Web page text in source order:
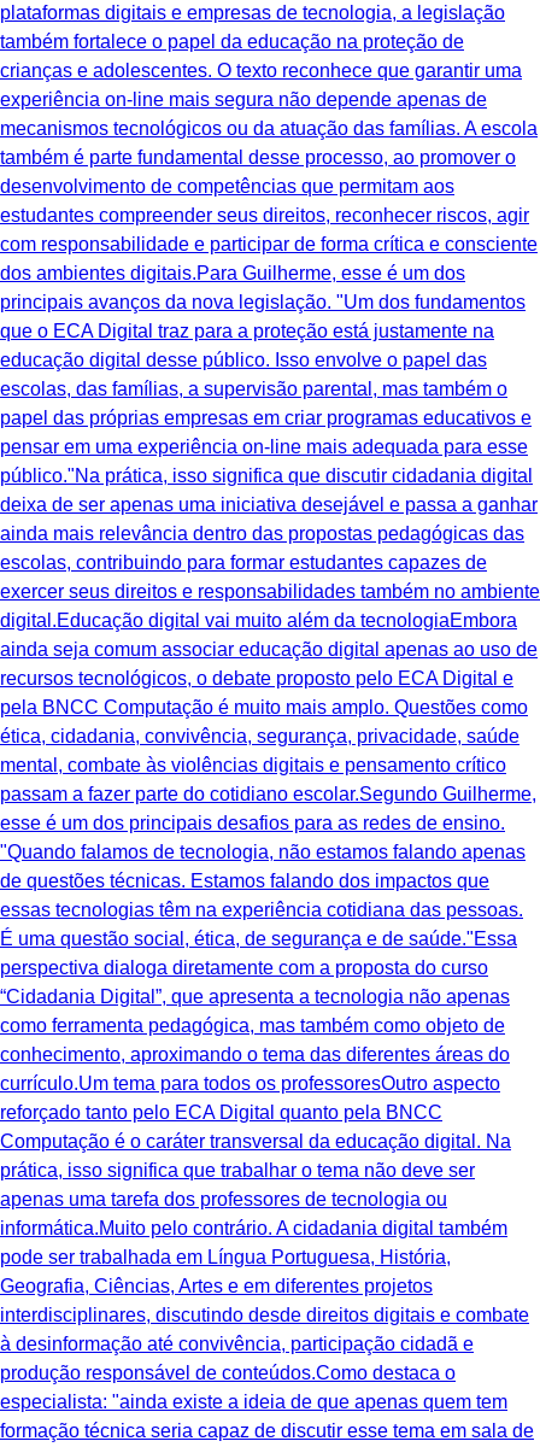
plataformas digitais e empresas de tecnologia, a legislação
também fortalece o papel da educação na proteção de
crianças e adolescentes. O texto reconhece que garantir uma
experiência on-line mais segura não depende apenas de
mecanismos tecnológicos ou da atuação das famílias. A escola
também é parte fundamental desse processo, ao promover o
desenvolvimento de competências que permitam aos
estudantes compreender seus direitos, reconhecer riscos, agir
com responsabilidade e participar de forma crítica e consciente
dos ambientes digitais.Para Guilherme, esse é um dos
principais avanços da nova legislação. "Um dos fundamentos
que o ECA Digital traz para a proteção está justamente na
educação digital desse público. Isso envolve o papel das
escolas, das famílias, a supervisão parental, mas também o
papel das próprias empresas em criar programas educativos e
pensar em uma experiência on-line mais adequada para esse
público."Na prática, isso significa que discutir cidadania digital
deixa de ser apenas uma iniciativa desejável e passa a ganhar
ainda mais relevância dentro das propostas pedagógicas das
escolas, contribuindo para formar estudantes capazes de
exercer seus direitos e responsabilidades também no ambiente
digital.Educação digital vai muito além da tecnologiaEmbora
ainda seja comum associar educação digital apenas ao uso de
recursos tecnológicos, o debate proposto pelo ECA Digital e
pela BNCC Computação é muito mais amplo. Questões como
ética, cidadania, convivência, segurança, privacidade, saúde
mental, combate às violências digitais e pensamento crítico
passam a fazer parte do cotidiano escolar.Segundo Guilherme,
esse é um dos principais desafios para as redes de ensino.
"Quando falamos de tecnologia, não estamos falando apenas
de questões técnicas. Estamos falando dos impactos que
essas tecnologias têm na experiência cotidiana das pessoas.
É uma questão social, ética, de segurança e de saúde."Essa
perspectiva dialoga diretamente com a proposta do curso
“Cidadania Digital”, que apresenta a tecnologia não apenas
como ferramenta pedagógica, mas também como objeto de
conhecimento, aproximando o tema das diferentes áreas do
currículo.Um tema para todos os professoresOutro aspecto
reforçado tanto pelo ECA Digital quanto pela BNCC
Computação é o caráter transversal da educação digital. Na
prática, isso significa que trabalhar o tema não deve ser
apenas uma tarefa dos professores de tecnologia ou
informática.Muito pelo contrário. A cidadania digital também
pode ser trabalhada em Língua Portuguesa, História,
Geografia, Ciências, Artes e em diferentes projetos
interdisciplinares, discutindo desde direitos digitais e combate
à desinformação até convivência, participação cidadã e
produção responsável de conteúdos.Como destaca o
especialista: "ainda existe a ideia de que apenas quem tem
formação técnica seria capaz de discutir esse tema em sala de